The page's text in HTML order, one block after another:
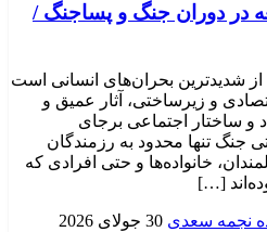
در دوران جنگ و پساجنگ /
شدیدترین بحران‌های انسانی است
و زیرساختی، آثار عمیق و
و ساختار اجتماعی برجای
جنگ تنها محدود به رزمندگان
خانواده‌ها و حتی افرادی که
[…]
30 جولای 2026